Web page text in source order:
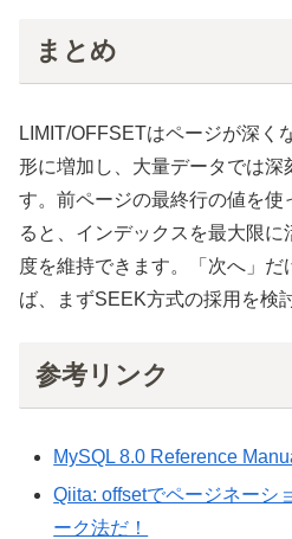
まとめ
LIMIT/OFFSETはページが深く
形に増加し、大量データでは深
す。前ページの最終行の値を使
ると、インデックスを最大限
度を維持できます。「次へ」
ば、まずSEEK方式の採用を検
参考リンク
MySQL 8.0 Reference
Qiita: offsetでページネーシ
ーク法だ！